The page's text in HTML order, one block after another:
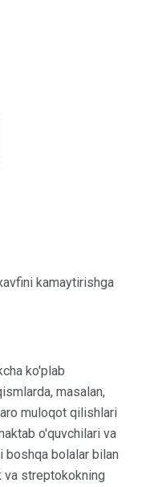
kamaytirishga
ko'plab
masalan,
muloqot qilishlari
o'quvchilari va
boshqa bolalar bilan
va streptokokning